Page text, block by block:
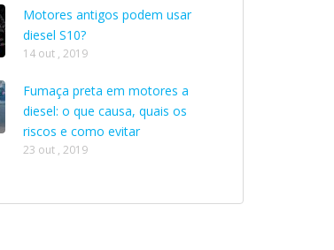
Motores antigos podem usar
diesel S10?
14 out , 2019
Fumaça preta em motores a
diesel: o que causa, quais os
riscos e como evitar
23 out , 2019